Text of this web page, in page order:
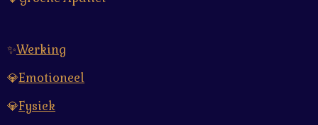
✨Werking
💎Emotioneel
💎Fysiek